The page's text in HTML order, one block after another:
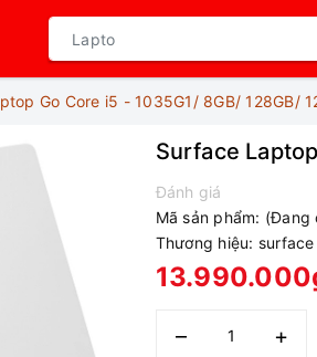
Go Core i5 - 1035G1/ 8GB/ 128GB/
Surface
Đánh giá
Mã sản phẩm: (Đang
Thương hiệu: surface
– +